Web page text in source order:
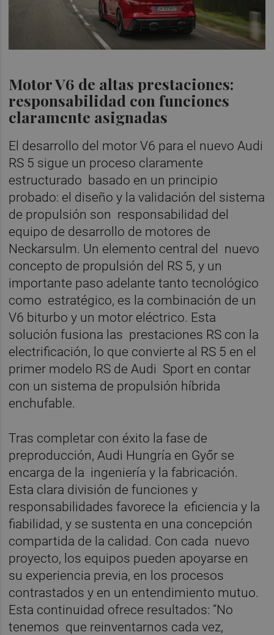
Motor V6 de altas prestaciones:
responsabilidad con funciones
claramente asignadas
El desarrollo del motor V6 para el nuevo Audi
RS 5 sigue un proceso claramente
estructurado basado en un principio
probado: el diseño y la validación del sistema
de propulsión son responsabilidad del
equipo de desarrollo de motores de
Neckarsulm. Un elemento central del nuevo
concepto de propulsión del RS 5, y un
importante paso adelante tanto tecnológico
como estratégico, es la combinación de un
V6 biturbo y un motor eléctrico. Esta
solución fusiona las prestaciones RS con la
electrificación, lo que convierte al RS 5 en el
primer modelo RS de Audi Sport en contar
con un sistema de propulsión híbrida
enchufable.
Tras completar con éxito la fase de
preproducción, Audi Hungría en Győr se
encarga de la ingeniería y la fabricación.
Esta clara división de funciones y
responsabilidades favorece la eficiencia y la
fiabilidad, y se sustenta en una concepción
compartida de la calidad. Con cada nuevo
proyecto, los equipos pueden apoyarse en
su experiencia previa, en los procesos
contrastados y en un entendimiento mutuo.
Esta continuidad ofrece resultados: “No
tenemos que reinventarnos cada vez,